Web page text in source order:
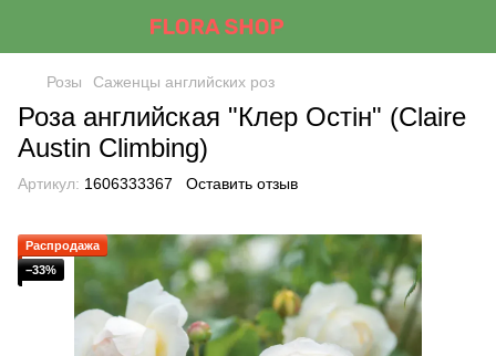
Розы Саженцы английских роз
Роза английская "Клер Остін" (Claire
Austin Climbing)
Артикул: 1606333367 Оставить отзыв
Распродажа
−33%